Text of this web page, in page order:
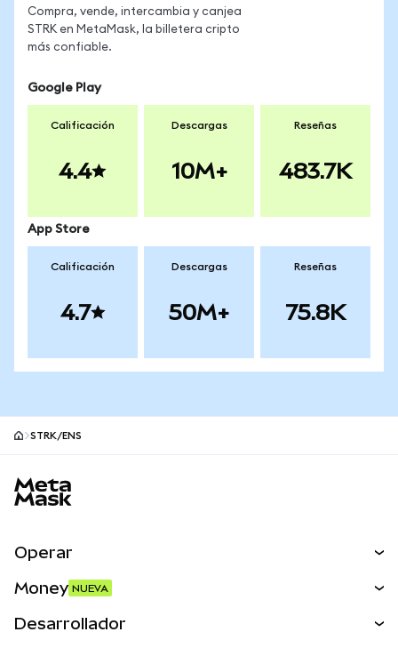
Compra, vende, intercambia y canjea
STRK en MetaMask, la billetera cripto
más confiable.
Google Play
Calificación
4.4
Descargas
10M+
Reseñas
483.7K
App Store
Calificación
4.7
Descargas
50M+
Reseñas
75.8K
STRK/ENS
Operar
Money NUEVA
Desarrollador